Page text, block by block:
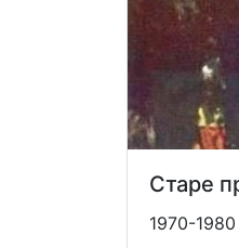
Старе
1970-1980